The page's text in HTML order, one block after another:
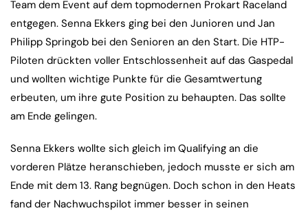
Team dem Event auf dem topmodernen Prokart Raceland
entgegen. Senna Ekkers ging bei den Junioren und Jan
Philipp Springob bei den Senioren an den Start. Die HTP-
Piloten drückten voller Entschlossenheit auf das Gaspedal
und wollten wichtige Punkte für die Gesamtwertung
erbeuten, um ihre gute Position zu behaupten. Das sollte
am Ende gelingen.
Senna Ekkers wollte sich gleich im Qualifying an die
vorderen Plätze heranschieben, jedoch musste er sich am
Ende mit dem 13. Rang begnügen. Doch schon in den Heats
fand der Nachwuchspilot immer besser in seinen